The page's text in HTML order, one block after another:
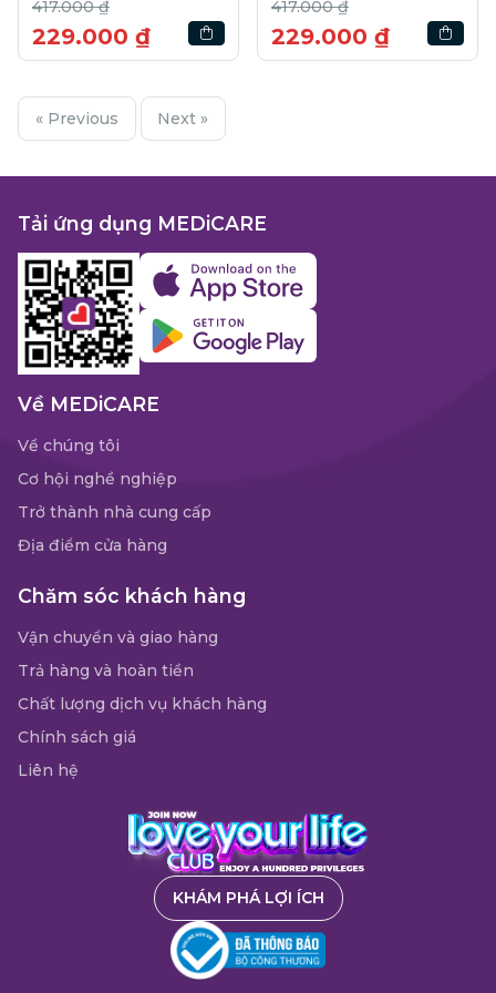
417.000 ₫
229.000 ₫
417.000 ₫
229.000 ₫
« Previous Next »
Tải ứng dụng MEDiCARE
Về MEDiCARE
Về chúng tôi
Cơ hội nghề nghiệp
Trở thành nhà cung cấp
Địa điểm cửa hàng
Chăm sóc khách hàng
Vận chuyển và giao hàng
Trả hàng và hoàn tiền
Chất lượng dịch vụ khách hàng
Chính sách giá
Liên hệ
KHÁM PHÁ LỢI ÍCH